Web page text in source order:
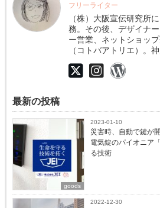
フリーライター
（株）大阪宣伝研究所
務。その後、デザイナ
ー営業、ネットショッ
（コトバアトリエ）。
最新の投稿
goods
2023-01-10
災害時、自動で鍵が開
電気錠のパイオニア
る技術
2022-12-30